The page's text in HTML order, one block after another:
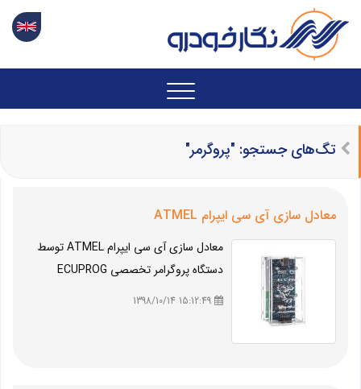
تگ‌های جستجو: "پروگرمر"
معادل سازی آی سی ایپرام ATMEL
معادل سازی آی سی ایپرام ATMEL توسط
دستگاه پروگرامر تخصصی ECUPROG